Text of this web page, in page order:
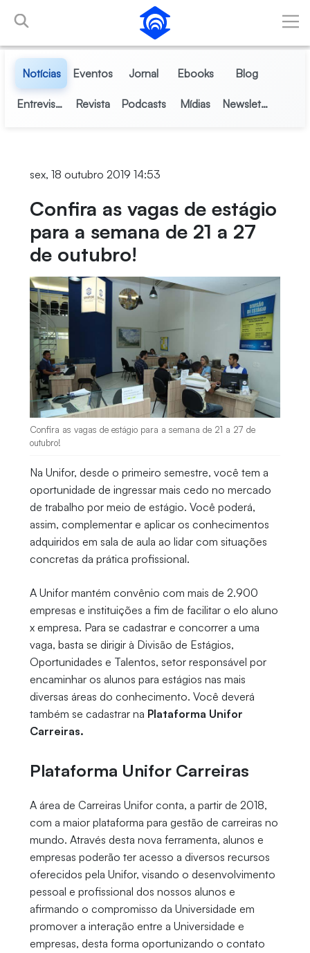
Pular para o Conteúdo principal
Notícias Eventos Jornal Ebooks Blog
Entrevistas Revista Podcasts Mídias Newsletter
sex, 18 outubro 2019 14:53
Confira as vagas de estágio
para a semana de 21 a 27
de outubro!
Confira as vagas de estágio para a semana de 21 a 27 de
outubro!
Na Unifor, desde o primeiro semestre, você tem a
oportunidade de ingressar mais cedo no mercado
de trabalho por meio de estágio. Você poderá,
assim, complementar e aplicar os conhecimentos
adquiridos em sala de aula ao lidar com situações
concretas da prática profissional.
A Unifor mantém convênio com mais de 2.900
empresas e instituições a fim de facilitar o elo aluno
x empresa. Para se cadastrar e concorrer a uma
vaga, basta se dirigir à Divisão de Estágios,
Oportunidades e Talentos, setor responsável por
encaminhar os alunos para estágios nas mais
diversas áreas do conhecimento. Você deverá
também se cadastrar na Plataforma Unifor
Carreiras.
Plataforma Unifor Carreiras
A área de Carreiras Unifor conta, a partir de 2018,
com a maior plataforma para gestão de carreiras no
mundo. Através desta nova ferramenta, alunos e
empresas poderão ter acesso a diversos recursos
oferecidos pela Unifor, visando o desenvolvimento
pessoal e profissional dos nossos alunos e
afirmando o compromisso da Universidade em
promover a interação entre a Universidade e
empresas, desta forma oportunizando o contato